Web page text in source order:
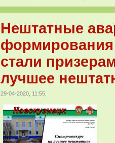
Нештатные
формирования
стали
лучшее
29-04-2020, 11:55;